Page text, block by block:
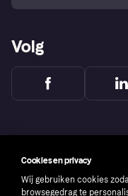
Volg
Cookies en privacy
Wij gebruiken cookies
browsegedrag te